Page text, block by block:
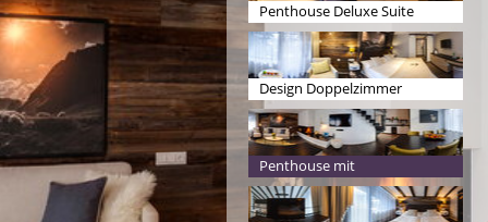
Penthouse Deluxe Suite
Schlafen
Design Doppelzimmer
Penthouse mit
Matterhornblick